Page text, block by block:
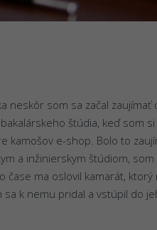
neskôr som sa začal
štúdia, keď som si
kamošov e-shop. Bolo to
a inžinierskym štúdiom,
čase ma oslovil kamarát,
k nemu pridal a vstúpil do